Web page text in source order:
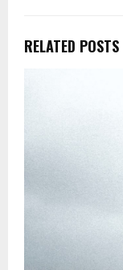
RELATED POSTS